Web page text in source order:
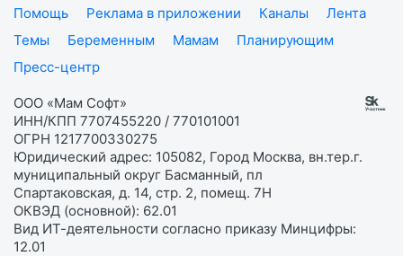
Помощь
Реклама в приложении Каналы
Лента
Темы
Беременным Мамам
Планирующим
Пресс-центр
ООО «Мам Софт»
ИНН/КПП 7707455220 / 770101001
ОГРН 1217700330275
Юридический адрес: 105082, Город Москва, вн.тер.г.
муниципальный округ Басманный, пл
Спартаковская, д. 14, стр. 2, помещ. 7Н
ОКВЭД (основной): 62.01
Вид ИТ-деятельности согласно приказу Минцифры:
12.01